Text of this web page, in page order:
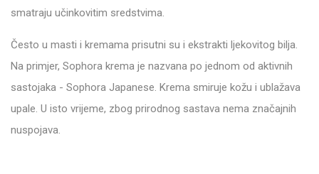
smatraju učinkovitim sredstvima.
Često u masti i kremama prisutni su i ekstrakti ljekovitog bilja.
Na primjer, Sophora krema je nazvana po jednom od aktivnih
sastojaka - Sophora Japanese. Krema smiruje kožu i ublažava
upale. U isto vrijeme, zbog prirodnog sastava nema značajnih
nuspojava.